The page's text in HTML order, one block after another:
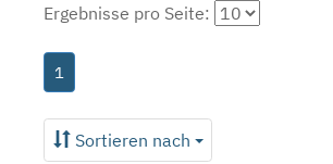
Ergebnisse pro Seite:
1
Sortieren nach